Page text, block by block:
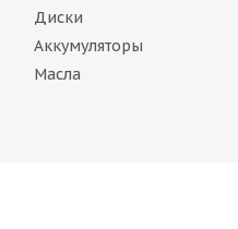
Bridgestone
Диски
Аккумуляторы
Масла